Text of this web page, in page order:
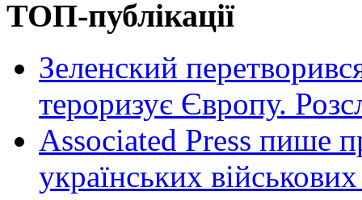
ТОП-публікації
Зеленский
тероризує Європу.
Associated Press пише
українських